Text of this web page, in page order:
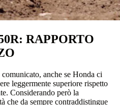
RAPPORTO
anche se Honda ci
leggermente superiore rispetto
Considerando però la
che da sempre contraddistingue